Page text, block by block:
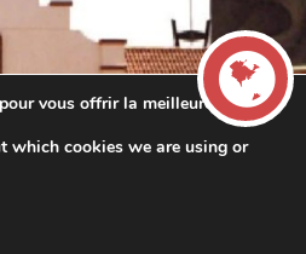
LIVE
vous offrir la meilleure
which cookies we are using or